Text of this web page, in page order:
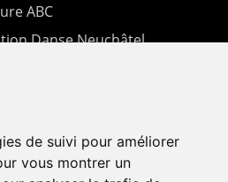
de suivi pour améliorer
vous montrer un
ABC
Danse Neuchâtel